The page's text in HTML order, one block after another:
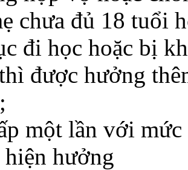
chưa đủ 18 tuổi
đi học hoặc bị
được hưởng
một lần với mức
hiện hưởng